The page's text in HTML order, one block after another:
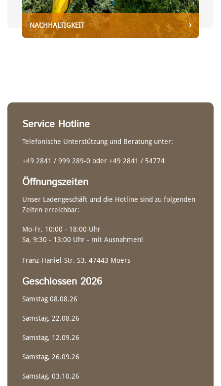
WILDWASSER-EINER
Riverrunner
MARATHON-EINER
POLO PADDEL
STECHPADDEL
NACHHALTIGKEIT
Service Hotline
Telefonische Unterstützung und Beratung unter:
+49 2841 / 999 289-0 oder +49 2841 / 54774
Öffnungszeiten
Unser Ladengeschäft und die Hotline sind zu folgenden
Zeiten erreichbar:
Mo-Fr, 10:00 - 18:00 Uhr
Sa, 9:30 - 13:00 Uhr - mit Ausnahmen!
Franz-Haniel-Str. 53, 47443 Moers
Geschlossen 2026
Samstag 08.08.26
Samstag, 22.08.26
Samstag, 12.09.26
Samstag, 26.09.26
Samstag, 03.10.26